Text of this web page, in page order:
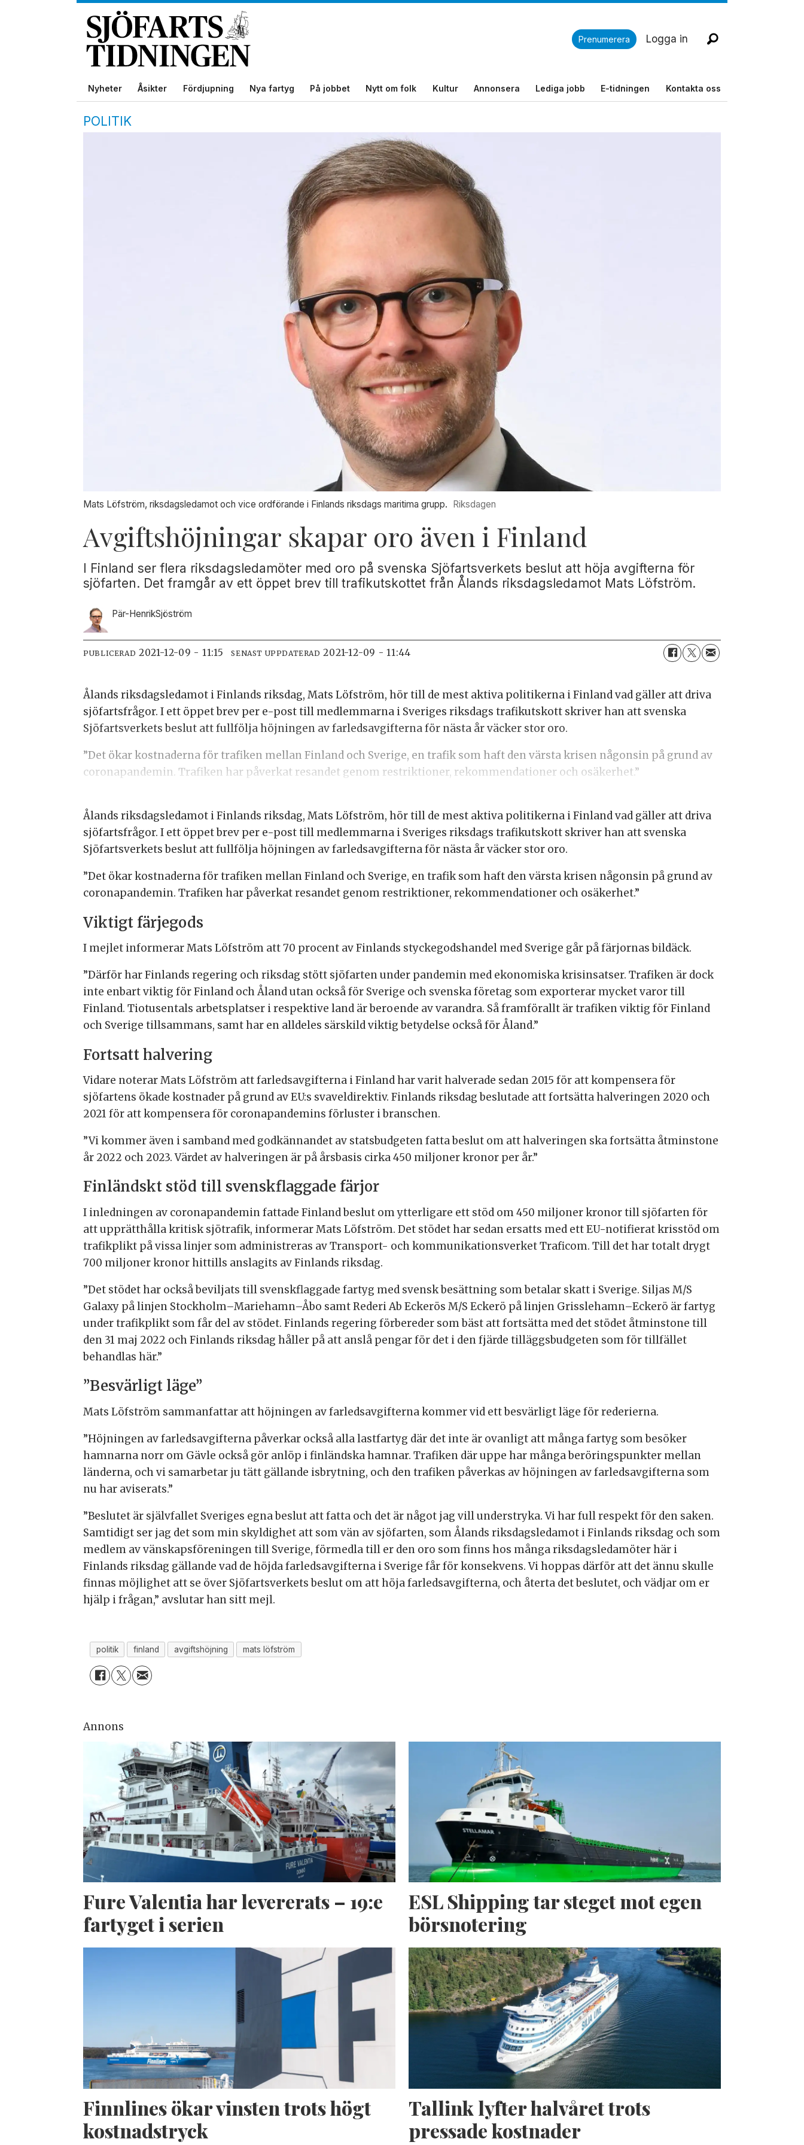
Prenumerera Logga in
Nyheter Åsikter Fördjupning Nya fartyg På jobbet Nytt om folk Kultur Annonsera Lediga jobb E-tidningen Kontakta oss
POLITIK
Mats Löfström, riksdagsledamot och vice ordförande i Finlands riksdags maritima grupp. Riksdagen
Avgiftshöjningar skapar oro även i Finland
I Finland ser flera riksdagsledamöter med oro på svenska Sjöfartsverkets beslut att höja avgifterna för
sjöfarten. Det framgår av ett öppet brev till trafikutskottet från Ålands riksdagsledamot Mats Löfström.
Pär-HenrikSjöström
PUBLICERAD 2021-12-09 - 11:15 SENAST UPPDATERAD 2021-12-09 - 11:44
Ålands riksdagsledamot i Finlands riksdag, Mats Löfström, hör till de mest aktiva politikerna i Finland vad gäller att driva
sjöfartsfrågor. I ett öppet brev per e-post till medlemmarna i Sveriges riksdags trafikutskott skriver han att svenska
Sjöfartsverkets beslut att fullfölja höjningen av farledsavgifterna för nästa år väcker stor oro.
”Det ökar kostnaderna för trafiken mellan Finland och Sverige, en trafik som haft den värsta krisen någonsin på grund av
coronapandemin. Trafiken har påverkat resandet genom restriktioner, rekommendationer och osäkerhet.”
Ålands riksdagsledamot i Finlands riksdag, Mats Löfström, hör till de mest aktiva politikerna i Finland vad gäller att driva
sjöfartsfrågor. I ett öppet brev per e-post till medlemmarna i Sveriges riksdags trafikutskott skriver han att svenska
Sjöfartsverkets beslut att fullfölja höjningen av farledsavgifterna för nästa år väcker stor oro.
”Det ökar kostnaderna för trafiken mellan Finland och Sverige, en trafik som haft den värsta krisen någonsin på grund av
coronapandemin. Trafiken har påverkat resandet genom restriktioner, rekommendationer och osäkerhet.”
Viktigt färjegods
I mejlet informerar Mats Löfström att 70 procent av Finlands styckegodshandel med Sverige går på färjornas bildäck.
”Därför har Finlands regering och riksdag stött sjöfarten under pandemin med ekonomiska krisinsatser. Trafiken är dock
inte enbart viktig för Finland och Åland utan också för Sverige och svenska företag som exporterar mycket varor till
Finland. Tiotusentals arbetsplatser i respektive land är beroende av varandra. Så framförallt är trafiken viktig för Finland
och Sverige tillsammans, samt har en alldeles särskild viktig betydelse också för Åland.”
Fortsatt halvering
Vidare noterar Mats Löfström att farledsavgifterna i Finland har varit halverade sedan 2015 för att kompensera för
sjöfartens ökade kostnader på grund av EU:s svaveldirektiv. Finlands riksdag beslutade att fortsätta halveringen 2020 och
2021 för att kompensera för coronapandemins förluster i branschen.
”Vi kommer även i samband med godkännandet av statsbudgeten fatta beslut om att halveringen ska fortsätta åtminstone
år 2022 och 2023. Värdet av halveringen är på årsbasis cirka 450 miljoner kronor per år.”
Finländskt stöd till svenskflaggade färjor
I inledningen av coronapandemin fattade Finland beslut om ytterligare ett stöd om 450 miljoner kronor till sjöfarten för
att upprätthålla kritisk sjötrafik, informerar Mats Löfström. Det stödet har sedan ersatts med ett EU-notifierat krisstöd om
trafikplikt på vissa linjer som administreras av Transport- och kommunikationsverket Traficom. Till det har totalt drygt
700 miljoner kronor hittills anslagits av Finlands riksdag.
”Det stödet har också beviljats till svenskflaggade fartyg med svensk besättning som betalar skatt i Sverige. Siljas M/S
Galaxy på linjen Stockholm–Mariehamn–Åbo samt Rederi Ab Eckerös M/S Eckerö på linjen Grisslehamn–Eckerö är fartyg
under trafikplikt som får del av stödet. Finlands regering förbereder som bäst att fortsätta med det stödet åtminstone till
den 31 maj 2022 och Finlands riksdag håller på att anslå pengar för det i den fjärde tilläggsbudgeten som för tillfället
behandlas här.”
”Besvärligt läge”
Mats Löfström sammanfattar att höjningen av farledsavgifterna kommer vid ett besvärligt läge för rederierna.
”Höjningen av farledsavgifterna påverkar också alla lastfartyg där det inte är ovanligt att många fartyg som besöker
hamnarna norr om Gävle också gör anlöp i finländska hamnar. Trafiken där uppe har många beröringspunkter mellan
länderna, och vi samarbetar ju tätt gällande isbrytning, och den trafiken påverkas av höjningen av farledsavgifterna som
nu har aviserats.”
”Beslutet är självfallet Sveriges egna beslut att fatta och det är något jag vill understryka. Vi har full respekt för den saken.
Samtidigt ser jag det som min skyldighet att som vän av sjöfarten, som Ålands riksdagsledamot i Finlands riksdag och som
medlem av vänskapsföreningen till Sverige, förmedla till er den oro som finns hos många riksdagsledamöter här i
Finlands riksdag gällande vad de höjda farledsavgifterna i Sverige får för konsekvens. Vi hoppas därför att det ännu skulle
finnas möjlighet att se över Sjöfartsverkets beslut om att höja farledsavgifterna, och återta det beslutet, och vädjar om er
hjälp i frågan,” avslutar han sitt mejl.
politik finland avgiftshöjning mats löfström
Annons
Fure Valentia har levererats – 19:e
fartyget i serien
ESL Shipping tar steget mot egen
börsnotering
Finnlines ökar vinsten trots högt
kostnadstryck
Tallink lyfter halvåret trots
pressade kostnader